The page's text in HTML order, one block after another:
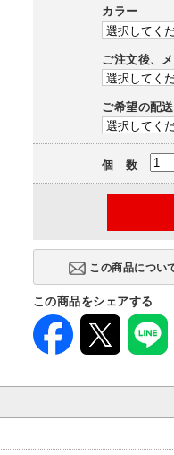
幅2400×奥行1800
(-
カラー
ご注文後、
ご希望の配
個 数
この商品をシェアする